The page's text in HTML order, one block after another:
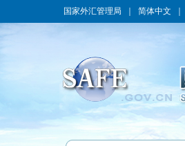
国家外汇管理局 简体中文